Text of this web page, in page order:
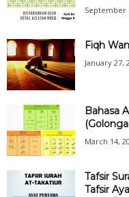
September
Fiqh
January 27,
Bahasa
March 14,
Tafsir
Tafsir